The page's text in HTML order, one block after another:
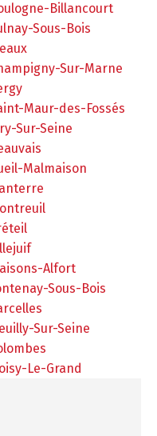
Billancourt
Sous-Bois
Sur-Marne
Maur-des-Fossés
Sur-Seine
Malmaison
Alfort
Sous-Bois
Sur-Seine
Le-Grand